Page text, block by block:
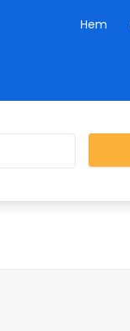
Hem